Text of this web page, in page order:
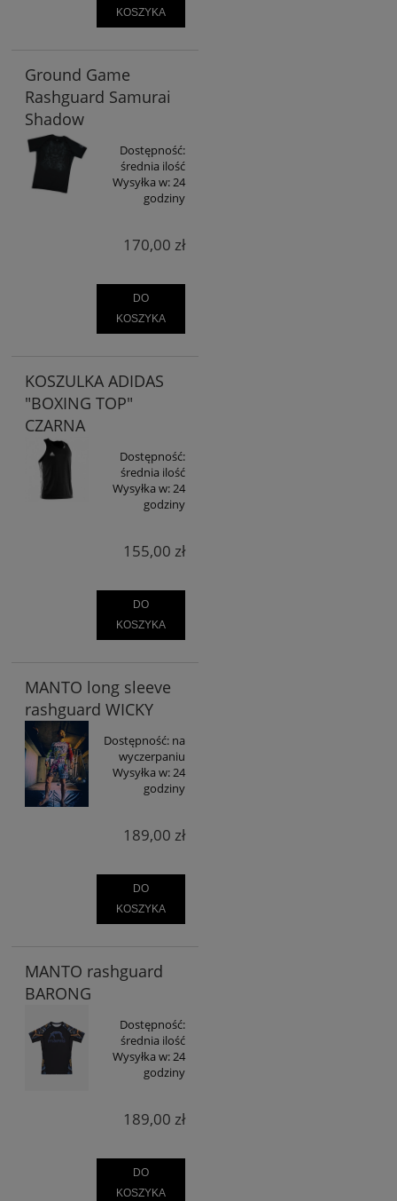
KOSZYKA
Ground Game
Rashguard Samurai
Shadow
Dostępność:
średnia ilość
Wysyłka w:24
godziny
170,00 zł
DO
KOSZYKA
KOSZULKA ADIDAS
"BOXING TOP"
CZARNA
Dostępność:
średnia ilość
Wysyłka w:24
godziny
155,00 zł
DO
KOSZYKA
MANTO long sleeve
rashguard WICKY
Dostępność: na
wyczerpaniu
Wysyłka w:24
godziny
189,00 zł
DO
KOSZYKA
MANTO rashguard
BARONG
Dostępność:
średnia ilość
Wysyłka w:24
godziny
189,00 zł
DO
KOSZYKA